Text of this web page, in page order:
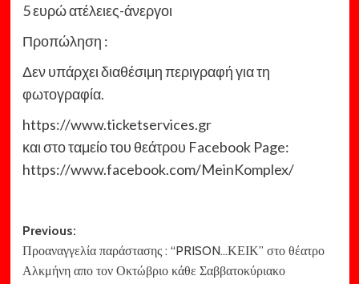
5 ευρώ ατέλειες-άνεργοι
Προπώληση :
Δεν υπάρχει διαθέσιμη περιγραφή για τη
φωτογραφία.
https://www.ticketservices.gr
και στο ταμείο του θεάτρου Facebook Page:
https://www.facebook.com/MeinKomplex/
Post
navigation
Previous:
Προαναγγελία παράστασης : “PRISON…ΚΕΙΚ” στο θέατρο
Αλκμήνη απο τον Οκτώβριο κάθε Σαββατοκύριακο